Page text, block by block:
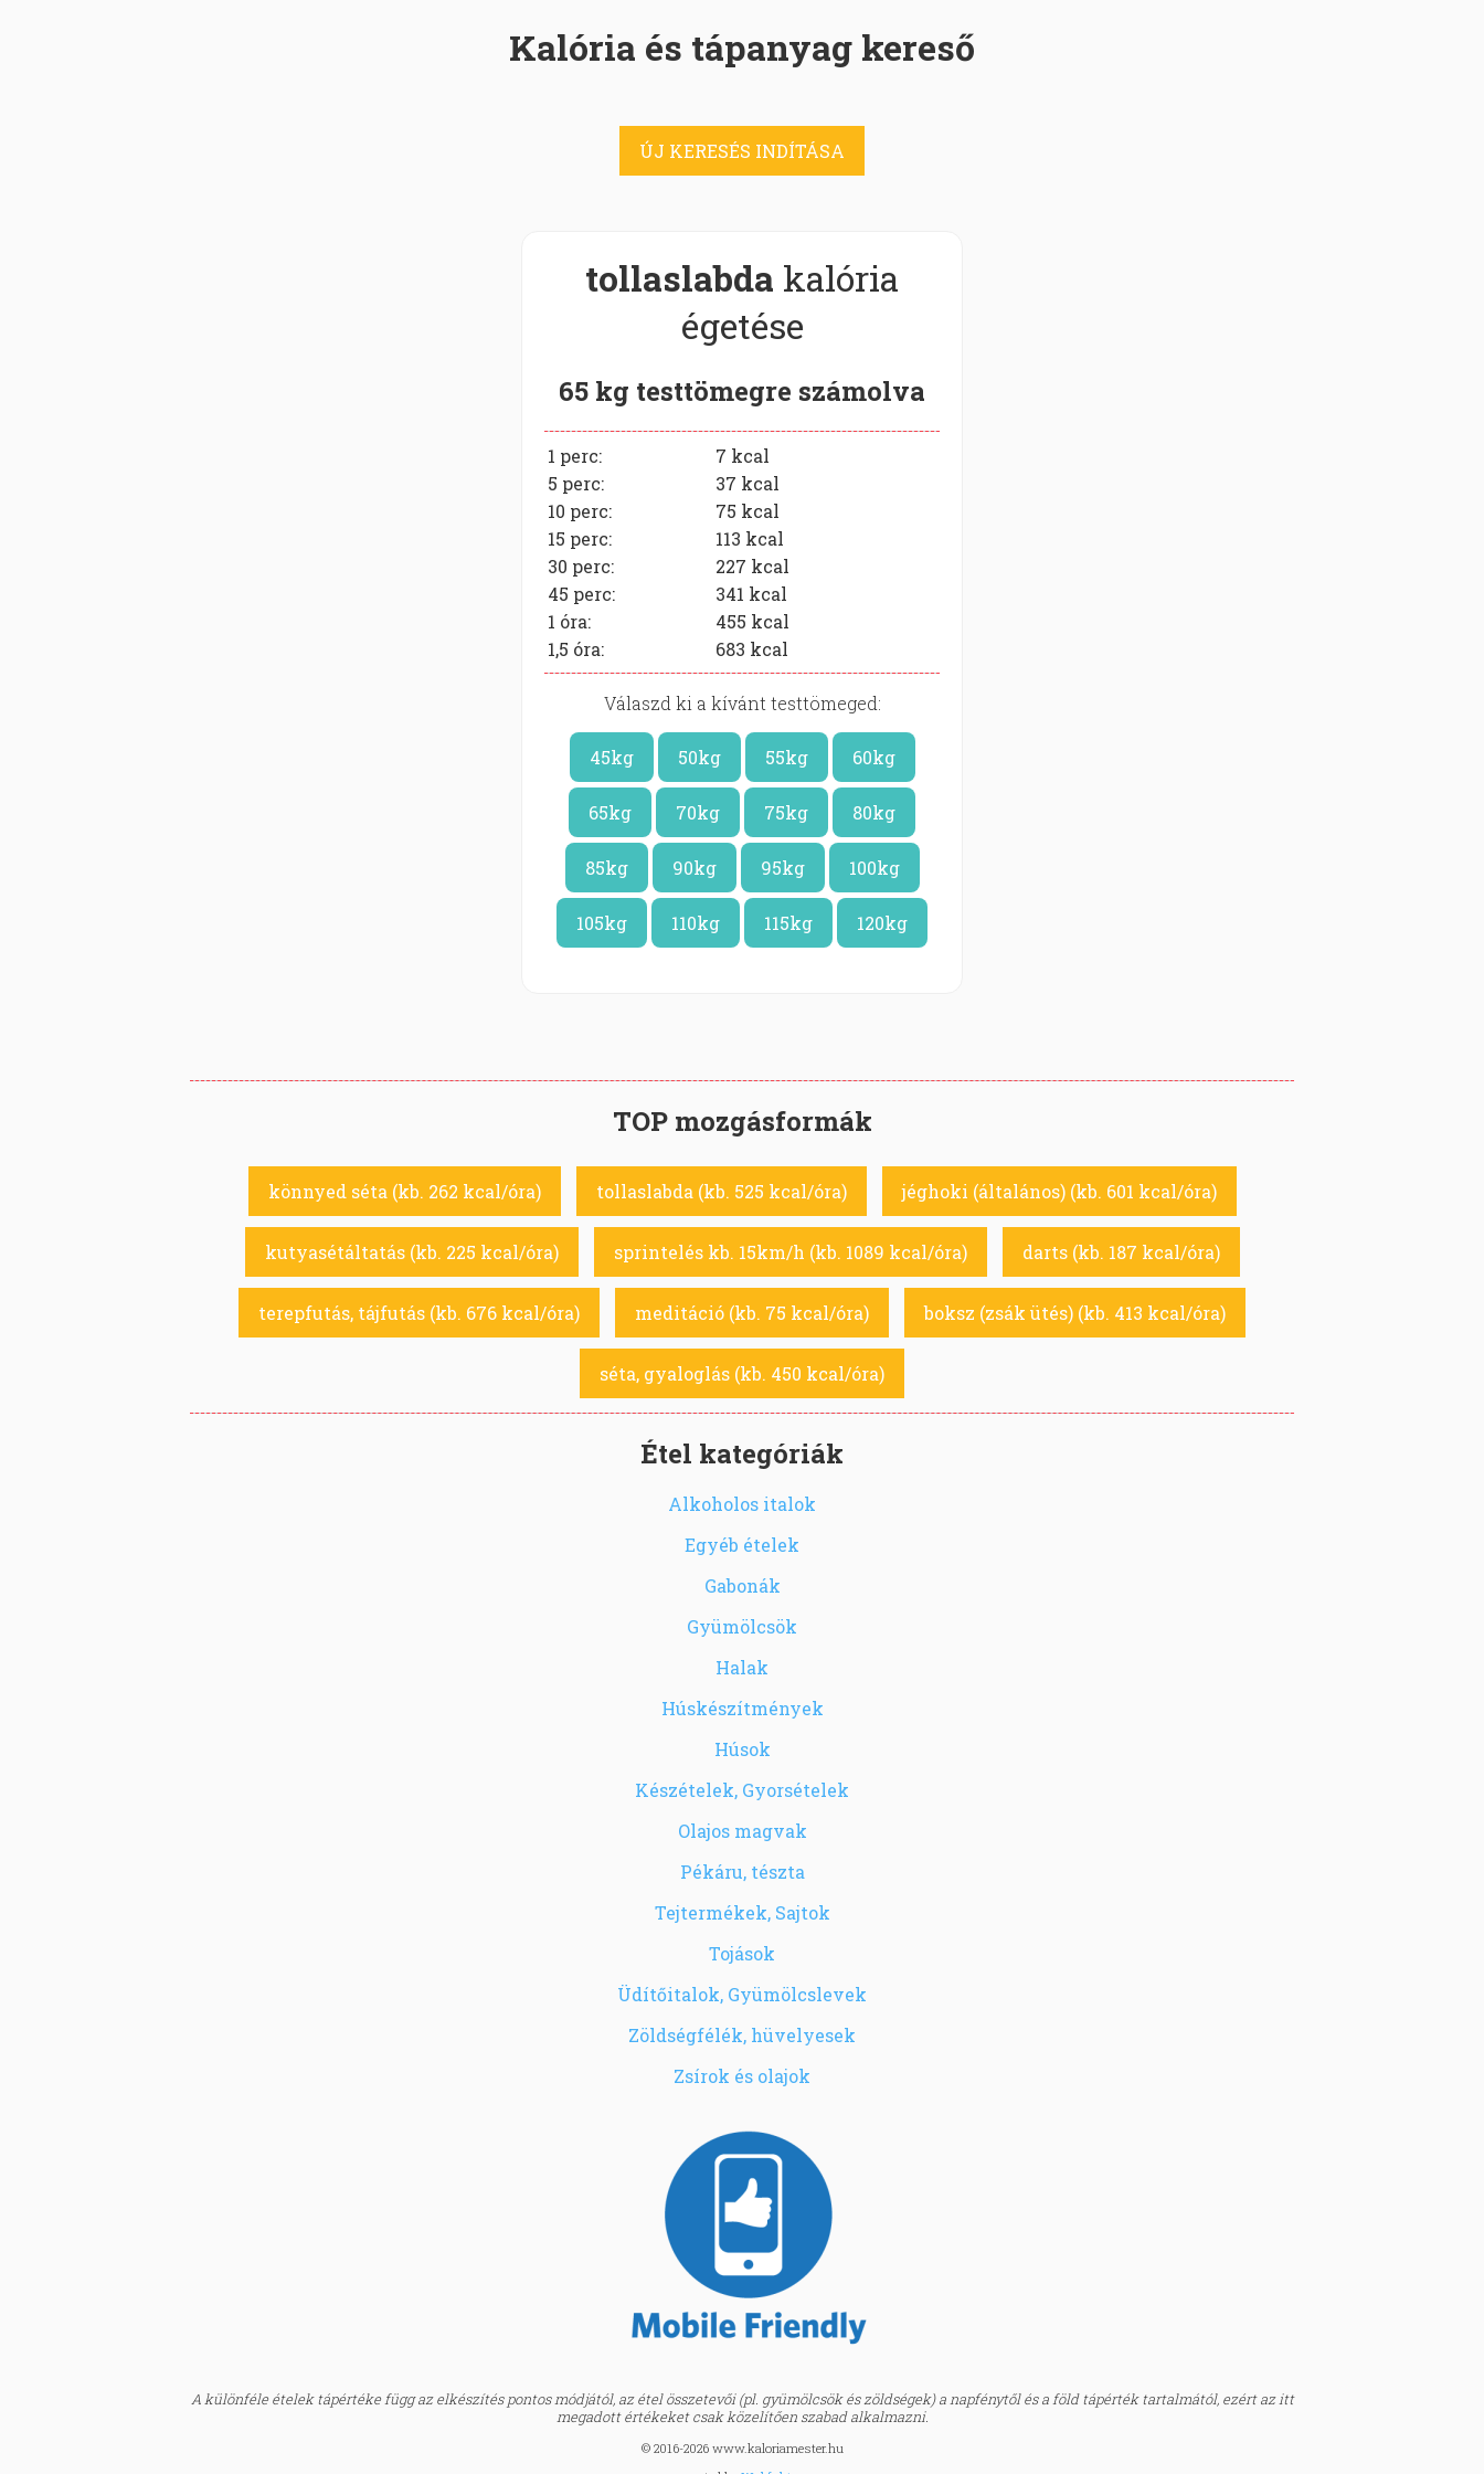
Kalória és tápanyag kereső
ÚJ KERESÉS INDÍTÁSA
tollaslabda kalória
égetése
65 kg testtömegre számolva
1 perc: 7 kcal
5 perc:
37 kcal
10 perc:
75 kcal
15 perc:
113 kcal
30 perc:
227 kcal
45 perc:
341 kcal
1 óra:
455 kcal
1,5 óra:
683 kcal
Válaszd ki a kívánt testtömeged:
45kg 50kg 55kg 60kg
65kg 70kg 75kg 80kg
85kg 90kg 95kg 100kg
105kg 110kg 115kg 120kg
TOP mozgásformák
könnyed séta (kb. 262 kcal/óra) tollaslabda (kb. 525 kcal/óra) jéghoki (általános) (kb. 601 kcal/óra)
kutyasétáltatás (kb. 225 kcal/óra) sprintelés kb. 15km/h (kb. 1089 kcal/óra) darts (kb. 187 kcal/óra)
terepfutás, tájfutás (kb. 676 kcal/óra) meditáció (kb. 75 kcal/óra) boksz (zsák ütés) (kb. 413 kcal/óra)
séta, gyaloglás (kb. 450 kcal/óra)
Étel kategóriák
Alkoholos italok
Egyéb ételek
Gabonák
Gyümölcsök
Halak
Húskészítmények
Húsok
Készételek, Gyorsételek
Olajos magvak
Pékáru, tészta
Tejtermékek, Sajtok
Tojások
Üdítőitalok, Gyümölcslevek
Zöldségfélék, hüvelyesek
Zsírok és olajok
A különféle ételek tápértéke függ az elkészítés pontos módjától, az étel összetevői (pl. gyümölcsök és zöldségek) a napfénytől és a föld tápérték tartalmától, ezért az itt
megadott értékeket csak közelítően szabad alkalmazni.
© 2016-2026 www.kaloriamester.hu